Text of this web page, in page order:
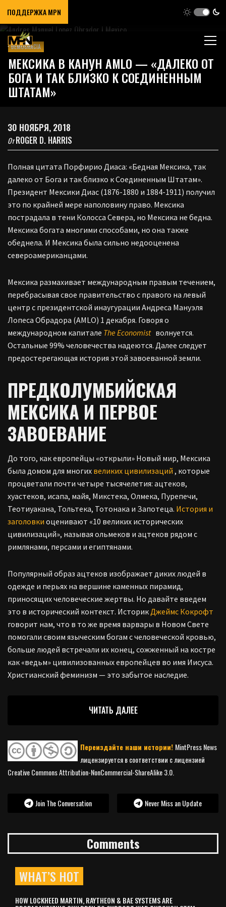
ПОДДЕРЖКА MPN
DEMOCRACIA
МЕКСИКА В КАНУН AMLO — «ДАЛЕКО ОТ
БОГА И ТАК БЛИЗКО К СОЕДИНЕННЫМ
ШТАТАМ»
30 НОЯБРЯ, 2018
ОтROGER D. HARRIS
Полная цитата Порфирио Диаса: «Бедная Мексика, так
далеко от Бога и так близко к Соединенным Штатам».
Президент Мексики Диас (1876-1880 и 1884-1911) получил
это по крайней мере наполовину право. Мексика
пострадала в тени Колосса Севера, но Мексика не бедна.
Мексика богата многими способами, но она также
обеднела. И Мексика была сильно недооценена
североамериканцами.
Мексика размахивает международным правым течением,
перебрасывая свое правительство с правого на левый
центр с президентской инаугурации Андреса Мануэля
Лопеса Обрадора (AMLO) 1 декабря. Говоря о
международном капитале The Economist волнуется.
Остальные 99% человечества надеются. Далее следует
предостерегающая история этой завоеванной земли.
ПРЕДКОЛУМБИЙСКАЯ
МЕКСИКА И ПЕРВОЕ
ЗАВОЕВАНИЕ
До того, как европейцы «открыли» Новый мир, Мексика
была домом для многих великих цивилизаций , которые
процветали почти четыре тысячелетия: ацтеков,
хуастеков, исапа, майя, Микстека, Олмека, Пурепечи,
Теотиуакана, Тольтека, Тотонака и Запотеца. История и
заголовки оценивают «10 великих исторических
цивилизаций», называя ольмеков и ацтеков рядом с
римлянами, персами и египтянами.
Популярный образ ацтеков изображает диких людей в
одежде и перьях на вершине каменных пирамид,
приносящих человеческие жертвы. Но давайте введем
это в исторический контекст. ИсторикДжеймс Кокрофт
говорит нам, что в то же время варвары в Новом Свете
помогали своим языческим богам с человеческой кровью,
больше людей встречали их конец, сожженный на костре
как «ведьм» цивилизованных европейцев во имя Иисуса.
Христианский феминизм — это забытое наследие.
ЧИТАТЬ ДАЛЕЕ
Переиздайте наши истории! MintPress News
лицензируется в соответствии с лицензией
Creative Commons Attribution-NonCommercial-ShareAlike 3.0.
Join The Conversation Never Miss an Update
Comments
WHAT’S HOT
HOW LOCKHEED MARTIN, RAYTHEON & BAE SYSTEMS ARE